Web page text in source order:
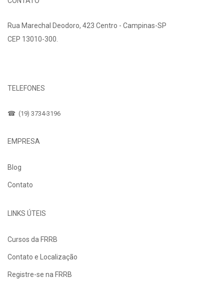
Rua Marechal Deodoro, 423 Centro - Campinas-SP
CEP 13010-300.
TELEFONES
☎ (19) 3734-3196
EMPRESA
Blog
Contato
LINKS ÚTEIS
Cursos da FRRB
Contato e Localização
Registre-se na FRRB